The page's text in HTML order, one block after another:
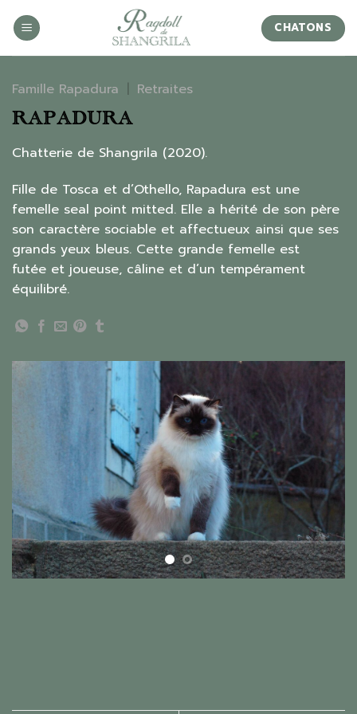
CHATONS
Famille Rapadura Retraites
RAPADURA
Chatterie de Shangrila (2020).
Fille de Tosca et d’Othello, Rapadura est une
femelle seal point mitted. Elle a hérité de son père
son caractère sociable et affectueux ainsi que ses
grands yeux bleus. Cette grande femelle est
futée et joueuse, câline et d’un tempérament
équilibré.